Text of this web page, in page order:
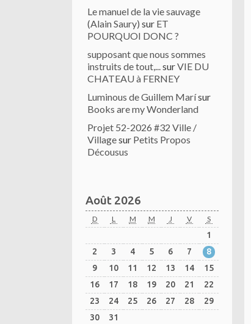
Le manuel de la vie sauvage
(Alain Saury) sur ET
POURQUOI DONC ?
supposant que nous sommes
instruits de tout,...surVIE DU
CHATEAU à FERNEY
Luminous de Guillem Marísur
Books are my Wonderland
Projet 52-2026 #32 Ville /
Villagesur Petits Propos
Décousus
Août 2026
D L M M J V S
1
2
3 4 5 6 7
8
9
10 11 12 13 14
15
16
17 18 19 20 21
22
23
24 25 26 27 28
29
30
31